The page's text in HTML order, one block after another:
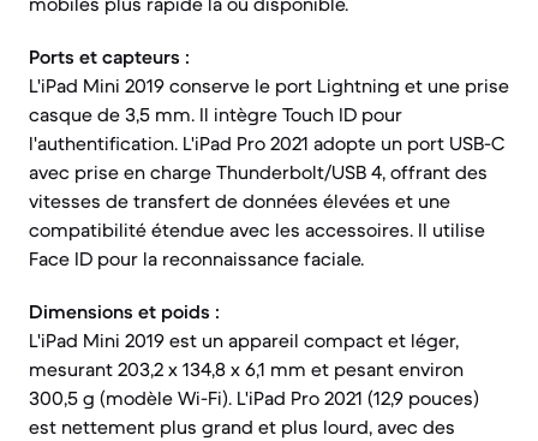
Ports et capteurs :
L'iPad Mini 2019 conserve le port Lightning et une prise
casque de 3,5 mm. Il intègre Touch ID pour
l'authentification. L'iPad Pro 2021 adopte un port USB-C
avec prise en charge Thunderbolt/USB 4, offrant des
vitesses de transfert de données élevées et une
compatibilité étendue avec les accessoires. Il utilise
Face ID pour la reconnaissance faciale.
Dimensions et poids :
L'iPad Mini 2019 est un appareil compact et léger,
mesurant 203,2 x 134,8 x 6,1 mm et pesant environ
300,5 g (modèle Wi-Fi). L'iPad Pro 2021 (12,9 pouces)
est nettement plus grand et plus lourd, avec des